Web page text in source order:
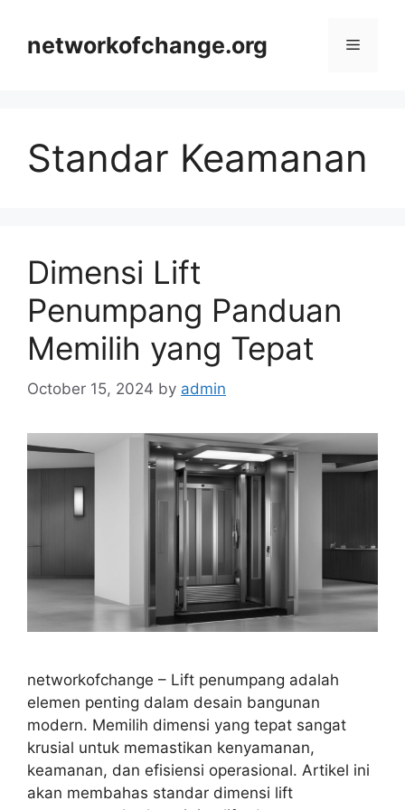
contentnetworkofchange.org Menu
Standar Keamanan
Dimensi Lift
Penumpang Panduan
Memilih yang Tepat
October 15, 2024 by admin
networkofchange – Lift penumpang adalah
elemen penting dalam desain bangunan
modern. Memilih dimensi yang tepat sangat
krusial untuk memastikan kenyamanan,
keamanan, dan efisiensi operasional. Artikel ini
akan membahas standar dimensi lift